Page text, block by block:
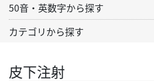
50音・英数字から探す
カテゴリから探す
皮下注射